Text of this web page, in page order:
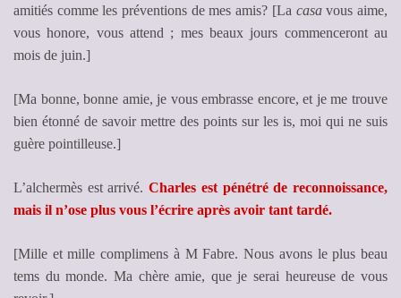
amitiés comme les préventions de mes amis? [La casavous aime,
vous honore, vous attend ; mes beaux jours commenceront au
mois de juin.]
[Ma bonne, bonne amie, je vous embrasse encore, et je me trouve
bien étonné de savoir mettre des points sur les is, moi qui ne suis
guère pointilleuse.]
L’alchermès est arrivé.Charles est pénétré de reconnoissance,
mais il n’ose plus vous l’écrire après avoir tant tardé.
[Mille et mille complimens à M Fabre. Nous avons le plus beau
tems du monde. Ma chère amie, que je serai heureuse de vous